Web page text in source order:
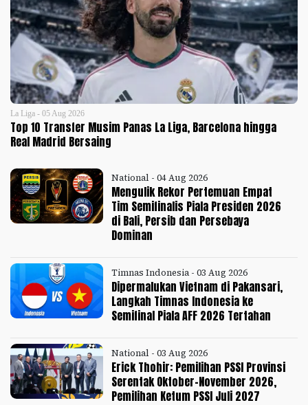
La Liga - 05 Aug 2026
Top 10 Transfer Musim Panas La Liga, Barcelona hingga
Real Madrid Bersaing
National - 04 Aug 2026
Mengulik Rekor Pertemuan Empat
Tim Semifinalis Piala Presiden 2026
di Bali, Persib dan Persebaya
Dominan
Timnas Indonesia - 03 Aug 2026
Dipermalukan Vietnam di Pakansari,
Langkah Timnas Indonesia ke
Semifinal Piala AFF 2026 Tertahan
National - 03 Aug 2026
Erick Thohir: Pemilihan PSSI Provinsi
Serentak Oktober-November 2026,
Pemilihan Ketum PSSI Juli 2027